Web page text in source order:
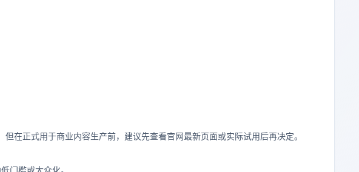
在正式用于商业内容生产前，建议先查看官网最新页面或实际试用后再决定。
门槛或大众化。